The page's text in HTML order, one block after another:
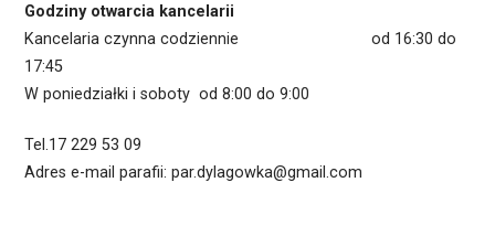
Godziny otwarcia kancelarii
Kancelaria czynna codziennie od 16:30 do
17:45
W poniedziałki i soboty od 8:00 do 9:00
Tel.17 229 53 09
Adres e-mail parafii: par.dylagowka@gmail.com